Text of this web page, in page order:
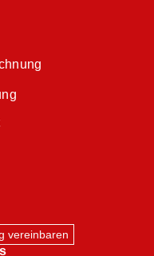
vereinbaren